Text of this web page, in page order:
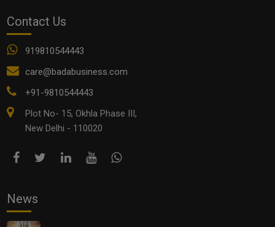
Contact Us
919810544443
care@badabusiness.com
+91-9810544443
Plot No- 15, Okhla Phase III,
New Delhi - 110020
News